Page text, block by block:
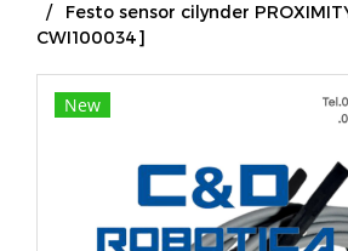
Festo sensor cilynder
CWI100034]
New